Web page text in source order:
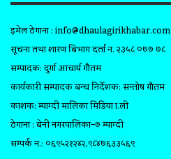
इमेल ठेगाना :info@dhaulagirikhabar.com
सूचना तथा प्रशारण बिभाग दर्ता न. २३५८ ०७७ ७८
सम्पादक: दुर्गा आचार्य गौतम
कार्यकारी सम्पादक प्रबन्ध निर्देशक: सन्तोष गौतम
प्रकाशक: म्याग्दी मालिका मिडिया प्रा.ली
ठेगाना : बेनी नगरपालिका–७ म्याग्दी
सम्पर्क न.: ०६९५२१२४२,९८४७६३३५६९